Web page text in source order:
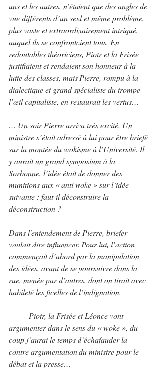
uns et les autres, n’étaient que des angles de
vue différents d’un seul et même problème,
plus vaste et extraordinairement intriqué,
auquel ils se confrontaient tous. En
redoutables théoriciens, Piotr et la Frisée
justifiaient et rendaient son honneur à la
lutte des classes, mais Pierre, rompu à la
dialectique et grand spécialiste du trompe
l’œil capitaliste, en restaurait les vertus…
… Un soir Pierre arriva très excité. Un
ministre s’était adressé à lui pour être briefé
sur la montée du wokisme à l’Université. Il
y aurait un grand symposium à la
Sorbonne, l’idée était de donner des
munitions aux « anti woke » sur l’idée
suivante : faut-il déconstruire la
déconstruction ?
Dans l'entendement de Pierre, briefer
voulait dire influencer. Pour lui, l’action
commençait d’abord par la manipulation
des idées, avant de se poursuivre dans la
rue, menée par d’autres, dont on tirait avec
habileté les ficelles de l’indignation.
-	Piotr, la Frisée et Léonce vont
argumenter dans le sens du « woke », du
coup j’aurai le temps d’échafauder la
contre argumentation du ministre pour le
débat et la presse…